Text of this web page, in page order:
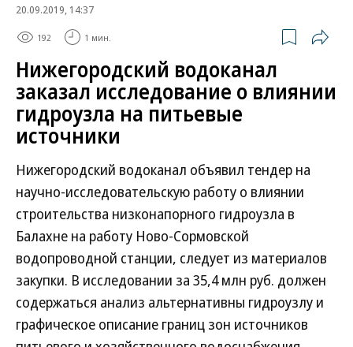
20.09.2019, 14:37
192 1 мин.
Нижегородский водоканал
заказал исследование о влиянии
гидроузла на питьевые
источники
Нижегородский водоканал объявил тендер на
научно-исследовательскую работу о влиянии
строительства низконапорного гидроузла в
Балахне на работу Ново-Сормовской
водопроводной станции, следует из материалов
закупки. В исследовании за 35,4 млн руб. должен
содержаться анализ альтернативны гидроузлу и
графическое описание границ зон источников